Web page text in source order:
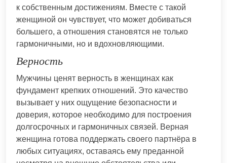
к собственным достижениям. Вместе с такой
женщиной он чувствует, что может добиваться
большего, а отношения становятся не только
гармоничными, но и вдохновляющими.
Верность
Мужчины ценят верность в женщинах как
фундамент крепких отношений. Это качество
вызывает у них ощущение безопасности и
доверия, которое необходимо для построения
долгосрочных и гармоничных связей. Верная
женщина готова поддержать своего партнёра в
любых ситуациях, оставаясь ему преданной